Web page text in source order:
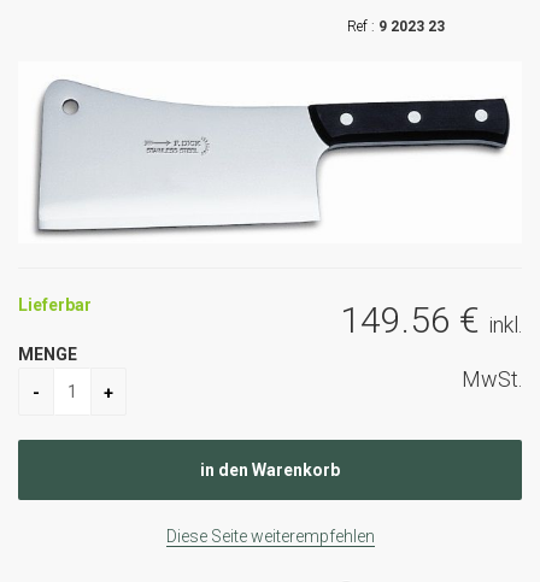
9 2023 23
149.56 € inkl.
MwSt.
Lieferbar
MENGE
Diese Seite weiterempfehlen